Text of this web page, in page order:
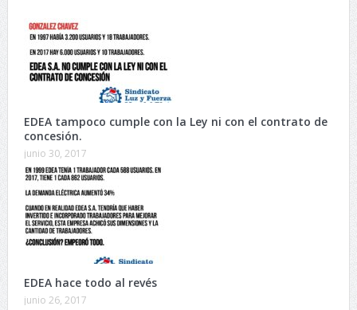
EDEA tampoco cumple con la Ley ni con el contrato de
concesión.
junio 30, 2017
EDEA hace todo al revés
junio 26, 2017